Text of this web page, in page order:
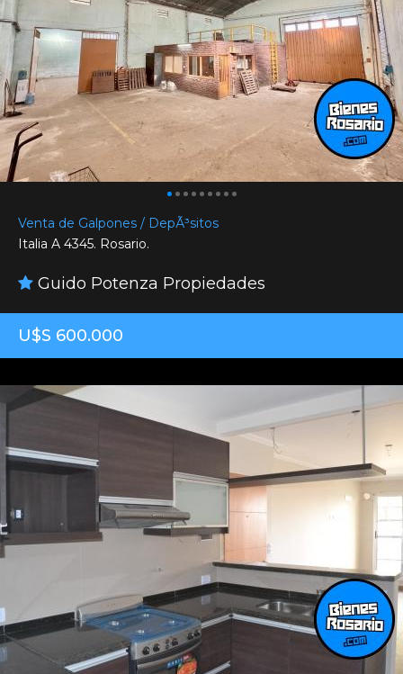
Venta de Galpones / DepÃ³sitos
Italia A 4345. Rosario.
Guido Potenza Propiedades
U$S 600.000